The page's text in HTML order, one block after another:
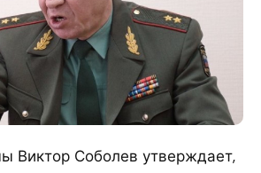
Виктор Соболев утверждает,